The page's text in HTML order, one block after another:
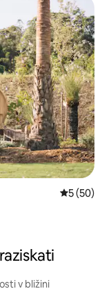
»Izbira gostov«
5 (50)
v bližini